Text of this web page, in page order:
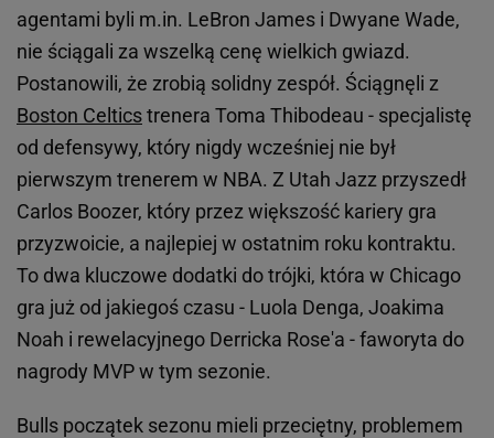
agentami byli m.in. LeBron James i Dwyane Wade,
nie ściągali za wszelką cenę wielkich gwiazd.
Postanowili, że zrobią solidny zespół. Ściągnęli z
Boston Celticstrenera Toma Thibodeau - specjalistę
od defensywy, który nigdy wcześniej nie był
pierwszym trenerem w NBA. Z Utah Jazz przyszedł
Carlos Boozer, który przez większość kariery gra
przyzwoicie, a najlepiej w ostatnim roku kontraktu.
To dwa kluczowe dodatki do trójki, która w Chicago
gra już od jakiegoś czasu - Luola Denga, Joakima
Noah i rewelacyjnego Derricka Rose'a - faworyta do
nagrody MVP w tym sezonie.
Bulls początek sezonu mieli przeciętny, problemem